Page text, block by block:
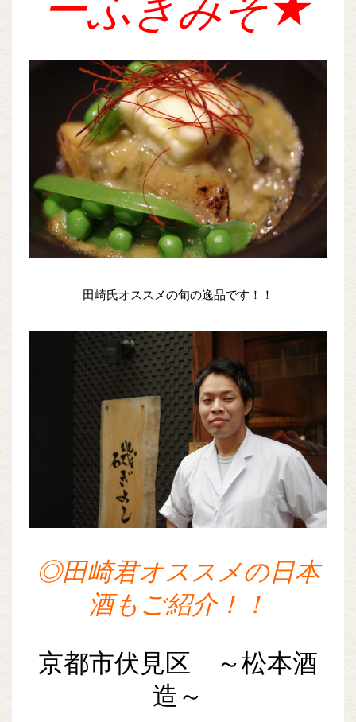
田崎氏オススメの旬の逸品です！！
◎田崎君オススメの日本
酒もご紹介！！
京都市伏見区 ～松本酒
造～